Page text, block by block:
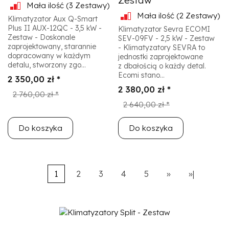
Mała ilość (3 Zestawy)
Klimatyzator Aux Q-Smart
Plus II AUX-12QC - 3,5 kW -
Zestaw - Doskonale
zaprojektowany, starannie
dopracowany w każdym
detalu, stworzony zgo...
2 350,00 zł *
2 760,00 zł *
Do koszyka
Mała ilość (2 Zestawy)
Klimatyzator Sevra ECOMI
SEV-09FV - 2,5 kW - Zestaw
- Klimatyzatory SEVRA to
jednostki zaprojektowane
z dbałością o każdy detal.
Ecomi stano...
2 380,00 zł *
2 640,00 zł *
Do koszyka
1 2 3 4 5 » »|